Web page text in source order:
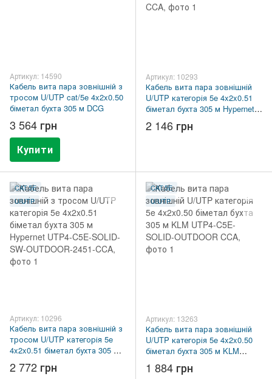
Артикул: 14590
Кабель вита пара зовнішній з
тросом U/UTP cat/5e 4x2x0.50
біметал бухта 305 м DCG
3 564 грн
Купити
Артикул: 10293
Кабель вита пара зовнішній
U/UTP категорія 5e 4x2x0.51
біметал бухта 305 м Hypernet
UTP4-C5E-SOLID-OUTDOOR-
2451-CCA
2 146 грн
CAT.5E
U/UTP
Артикул: 10296
Кабель вита пара зовнішній з
тросом U/UTP категорія 5e
4x2x0.51 біметал бухта 305 м
Hypernet UTP4-C5E-SOLID-SW-
OUTDOOR-2451-CCA
2 772 грн
CAT.5E
U/UTP
Артикул: 13263
Кабель вита пара зовнішній
U/UTP категорія 5e 4x2x0.50
біметал бухта 305 м KLM
UTP4-C5E-SOLID-OUTDOOR
CCA
1 884 грн